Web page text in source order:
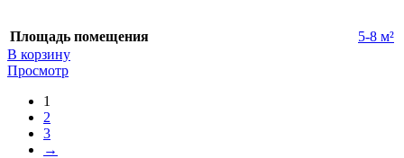
Площадь помещения
5-8 м²
В корзину
Просмотр
1
2
3
→